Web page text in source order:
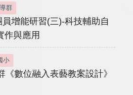
群
增能研習(三)-科技輔助自
作與應用
小
《數位融入表藝教案設計》